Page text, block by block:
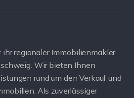
regionaler Immobilienmakler
Wir bieten Ihnen
rund um den Verkauf und
Als zuverlässiger